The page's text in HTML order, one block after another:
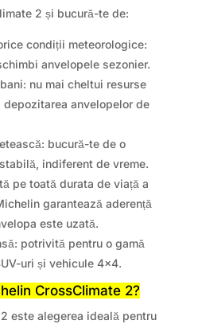
2 și bucură-te de:
condiții meteorologice:
anvelopele sezonier.
nu mai cheltui resurse
anvelopelor de
bucură-te de o
indiferent de vreme.
pe toată durata de viață a
garantează aderență
este uzată.
potrivită pentru o gamă
uri și vehicule 4×4.
CrossClimate 2?
este alegerea ideală pentru